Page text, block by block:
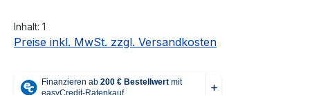
Inhalt: 1
Preise inkl. MwSt. zzgl. Versandkosten